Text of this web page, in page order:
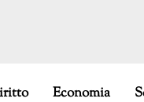
Economia